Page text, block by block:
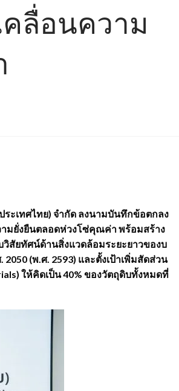
ลื่อนความ
ะเทศไทย) จำกัด ลงนามบันทึกข้อตกลง
มยั่งยืนตลอดห่วงโซ่คุณค่า พร้อมสร้าง
สัยทัศน์ด้านสิ่งแวดล้อมระยะยาวของบ
(พ.ศ. 2593) และตั้งเป้าเพิ่มสัดส่วน
ให้คิดเป็น 40% ของวัตถุดิบทั้งหมดที่